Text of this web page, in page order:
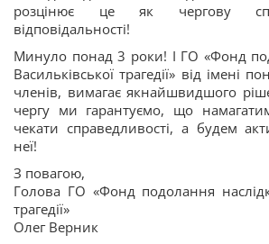
розцінює це як чергову
відповідальності!
Минуло понад 3 роки! І ГО «Фонд
Васильківської трагедії» від імені
членів, вимагає якнайшвидшого
чергу ми гарантуємо, що
чекати справедливості, а будем
неї!
З повагою,
Голова ГО «Фонд подолання
трагедії»
Олег Верник